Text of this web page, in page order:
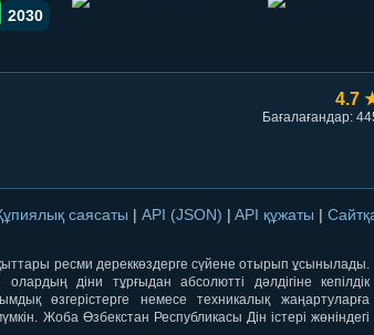
ulashish
orqali ulashish
2030
4.7
Бағалағандар:
саясаты | API (JSON) | API құжаты |
ресми дереккөздерге сүйене отырып ұсынылады.
діни тұрғыдан абсолютті дәлдігіне кепілдік
өзгерістерге немесе техникалық жаңартуларға
Жоба Өзбекстан Республикасы Дін істері жөніндегі